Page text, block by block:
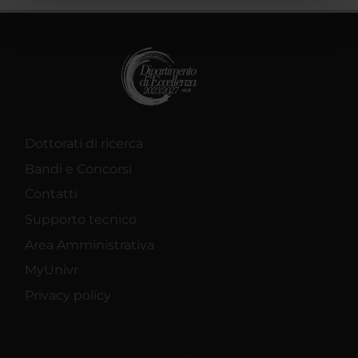
pubblicità e social media, i quali potrebbero combinarle
raccolto dal tuo utilizzo dei loro servizi.
Dottorati di ricerca
Bandi e Concorsi
Contatti
Supporto tecnico
Area Amministrativa
MyUnivr
Privacy policy